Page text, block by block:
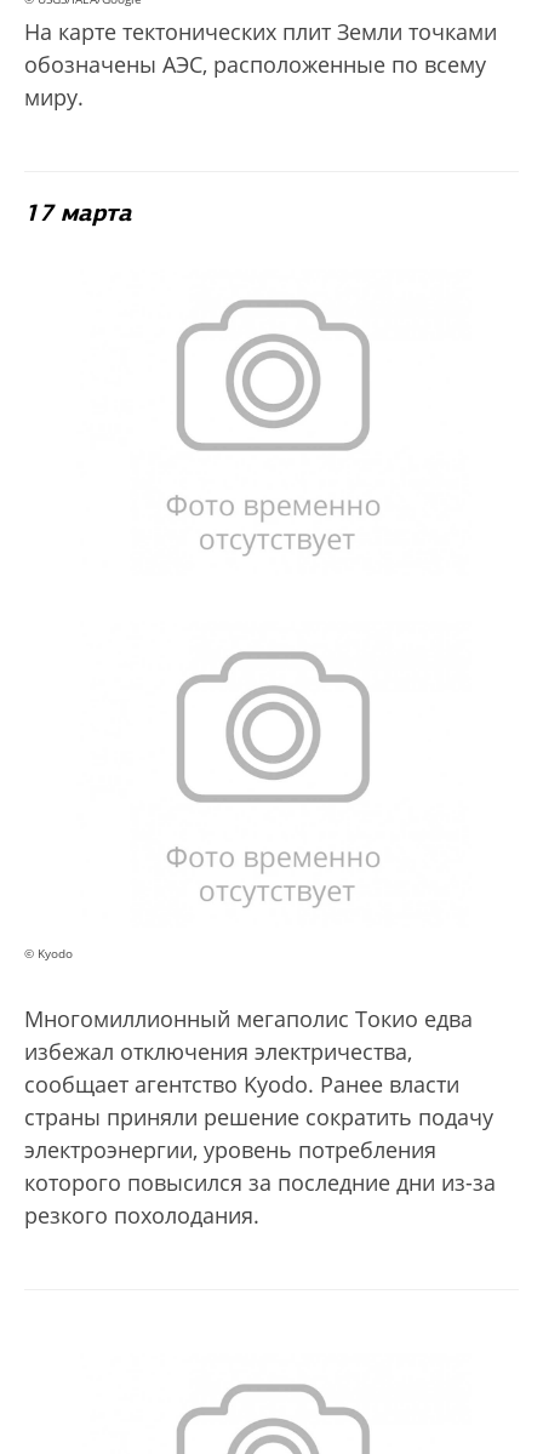
На карте тектонических плит Земли точками
обозначены АЭС, расположенные по всему
миру.
17 марта
© Kyodo
Многомиллионный мегаполис Токио едва
избежал отключения электричества,
сообщает агентство Kyodo. Ранее власти
страны приняли решение сократить подачу
электроэнергии, уровень потребления
которого повысился за последние дни из-за
резкого похолодания.